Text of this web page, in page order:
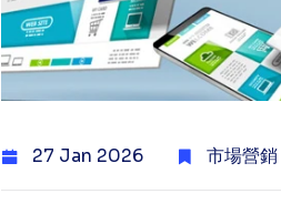
27 Jan 2026 市場營銷